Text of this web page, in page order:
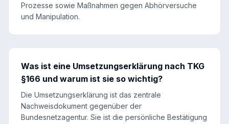
Prozesse sowie Maßnahmen gegen Abhörversuche
und Manipulation.
Was ist eine Umsetzungserklärung nach TKG
§166 und warum ist sie so wichtig?
Die Umsetzungserklärung ist das zentrale
Nachweisdokument gegenüber der
Bundesnetzagentur. Sie ist die persönliche Bestätigung